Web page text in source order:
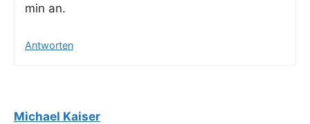
min an.
Antworten
Michael Kaiser